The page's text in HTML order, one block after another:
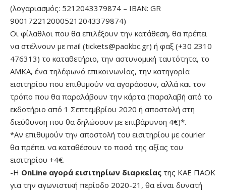
(λογαριασμός: 5212043379874 – ΙΒΑΝ: GR
9001722120005212043379874)
Οι φίλαθλοι που θα επιλέξουν την κατάθεση, θα πρέπει
να στέλνουν με mail (tickets@paokbc.gr) ή φαξ (+30 2310
476313) το καταθετήριο, την αστυνομική ταυτότητα, το
ΑΜΚΑ, ένα τηλέφωνό επικοινωνίας, την κατηγορία
εισιτηρίου που επιθυμούν να αγοράσουν, αλλά και τον
τρόπο που θα παραλάβουν την κάρτα (παραλαβή από το
εκδοτήριο από 1 Σεπτεμβρίου 2020 ή αποστολή στη
διεύθυνση που θα δηλώσουν με επιβάρυνση 4€)*.
*Αν επιθυμούν την αποστολή του εισιτηρίου με courier
θα πρέπει να καταθέσουν το ποσό της αξίας του
εισιτηρίου +4€.
-Η OnLine αγορά εισιτηρίων διαρκείας της ΚΑΕ ΠΑΟΚ
για την αγωνιστική περίοδο 2020-21, θα είναι δυνατή